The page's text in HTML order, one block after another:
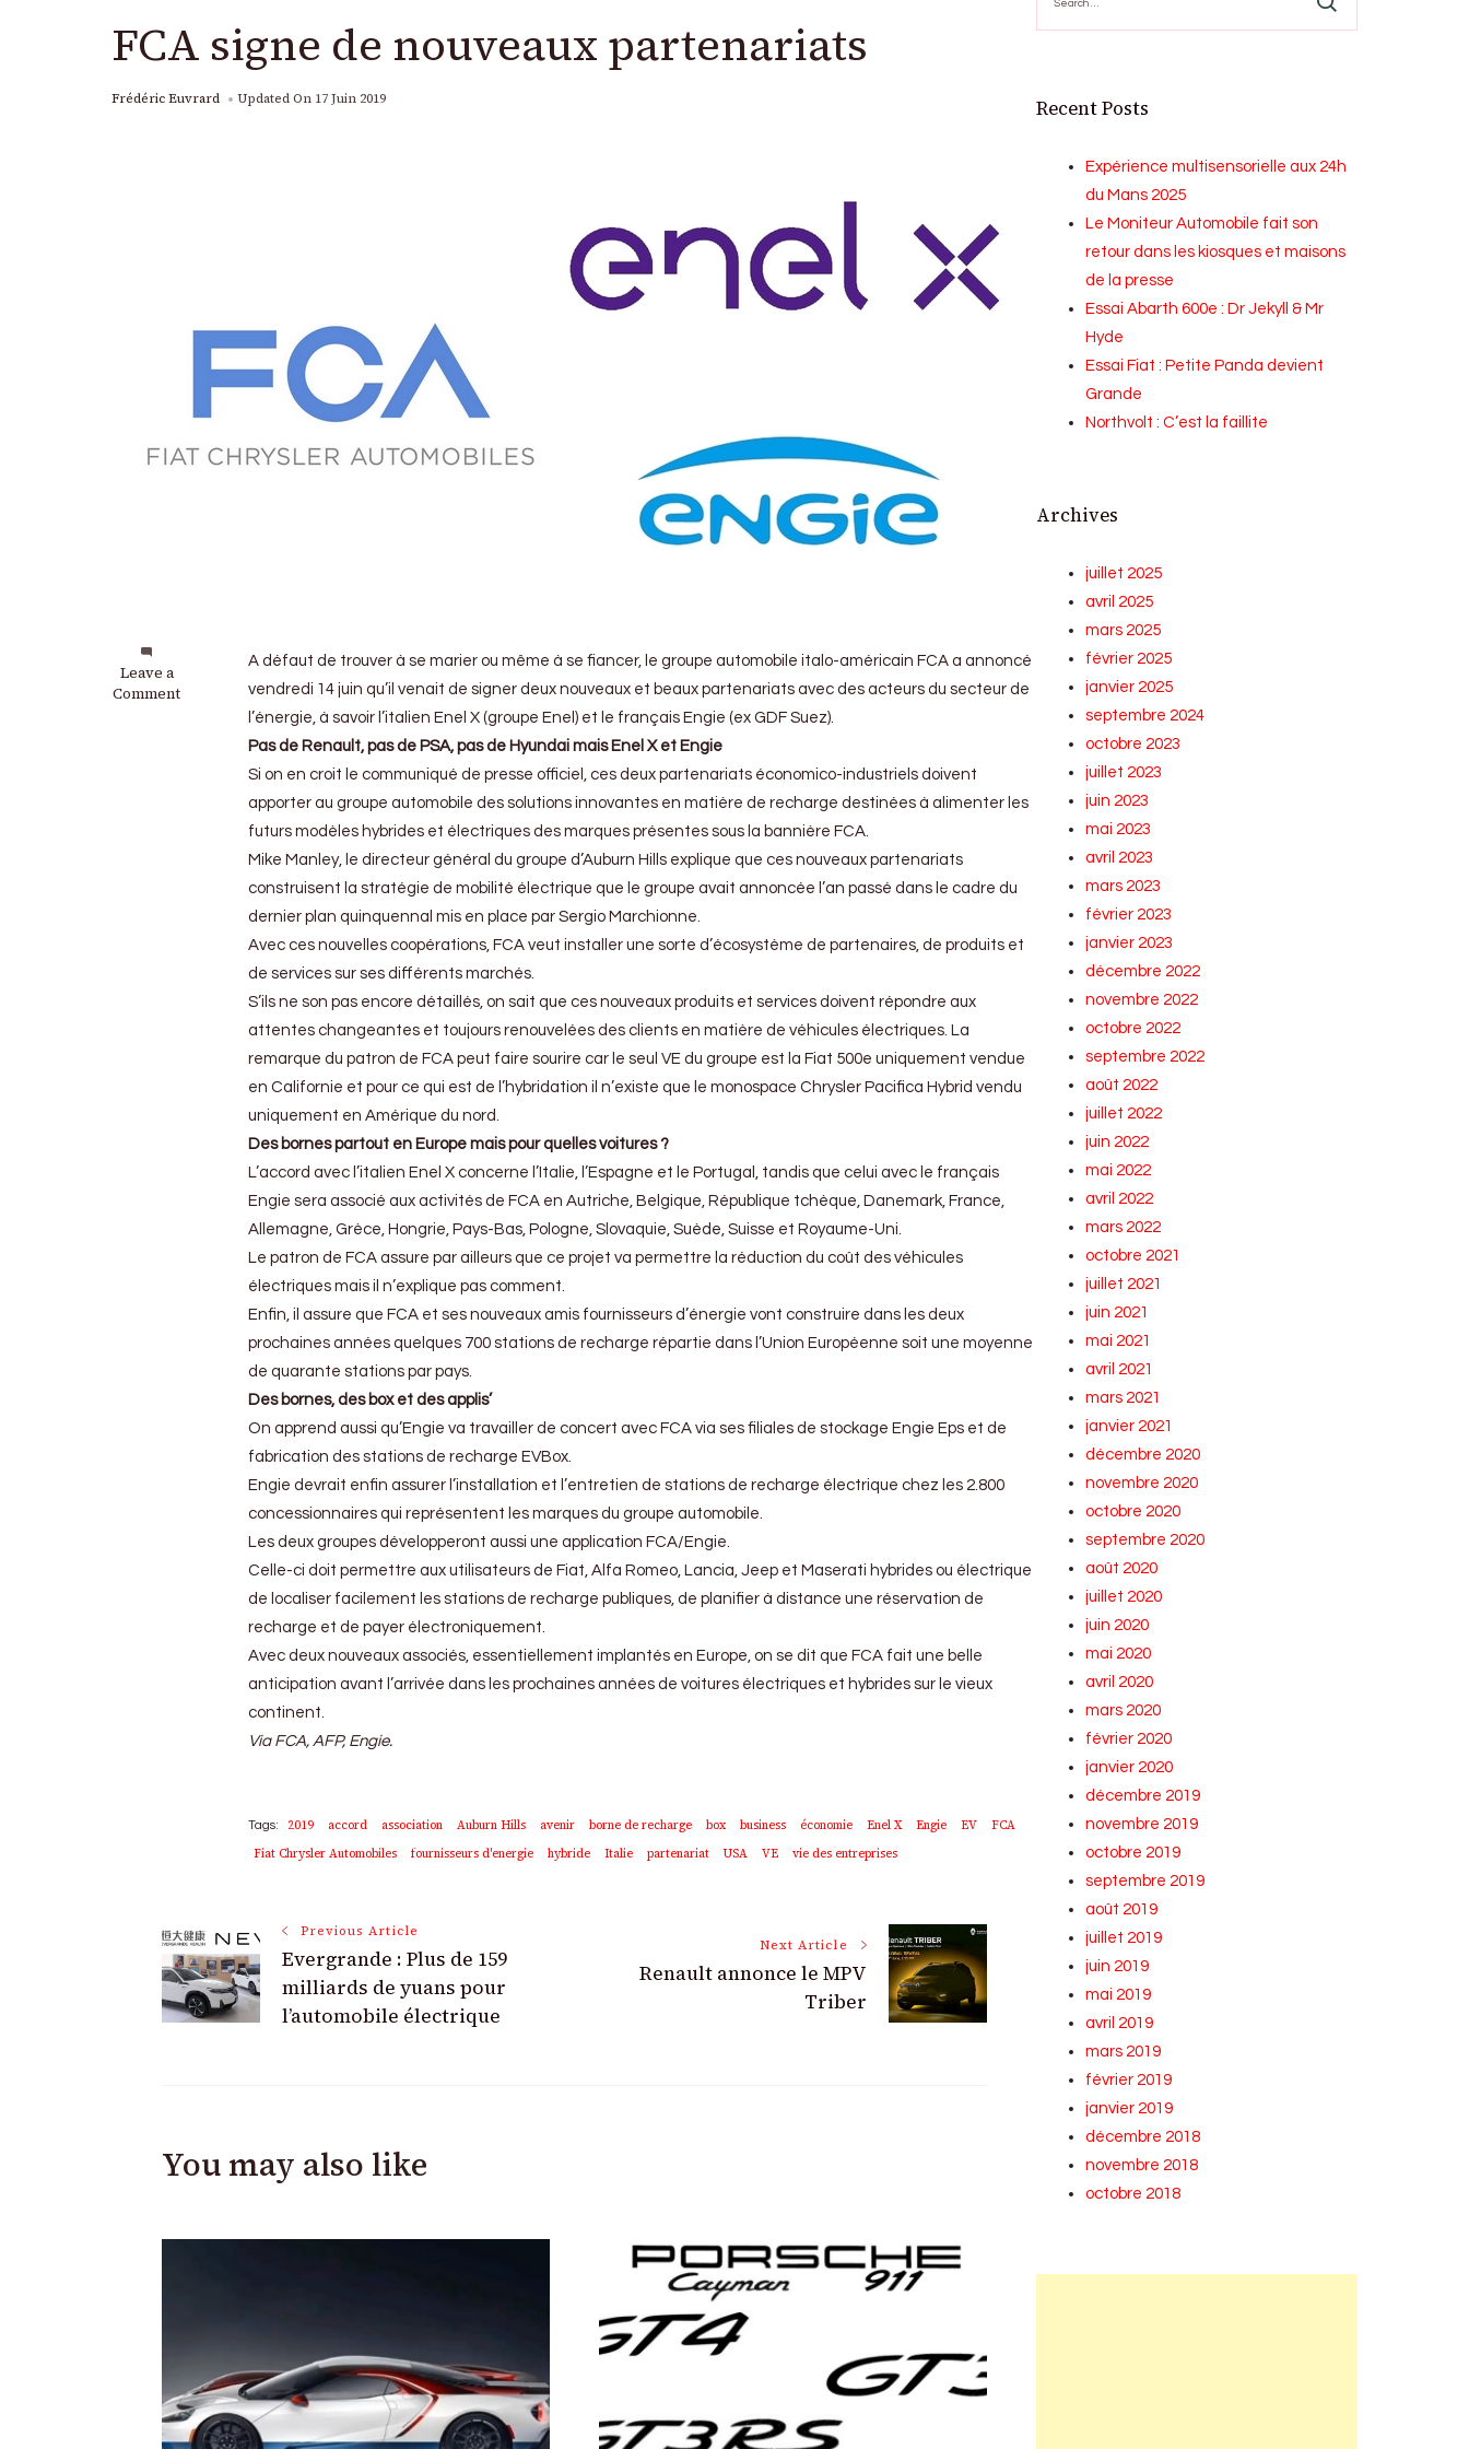
FCA signe de nouveaux partenariats
Frédéric Euvrard Updated On 17 Juin 2019
Leave a
Comment
on
FCA
A défaut de trouver à se marier ou même à se fiancer, le groupe automobile italo-américain FCA a annoncé
vendredi 14 juin qu’il venait de signer deux nouveaux et beaux partenariats avec des acteurs du secteur de
l’énergie, à savoir l’italien Enel X (groupe Enel) et le français Engie (ex GDF Suez).
Pas de Renault, pas de PSA, pas de Hyundai mais Enel X et Engie
Si on en croit le communiqué de presse officiel, ces deux partenariats économico-industriels doivent
apporter au groupe automobile des solutions innovantes en matière de recharge destinées à alimenter les
futurs modèles hybrides et électriques des marques présentes sous la bannière FCA.
Mike Manley, le directeur général du groupe d’Auburn Hills explique que ces nouveaux partenariats
construisent la stratégie de mobilité électrique que le groupe avait annoncée l’an passé dans le cadre du
dernier plan quinquennal mis en place par Sergio Marchionne.
Avec ces nouvelles coopérations, FCA veut installer une sorte d’écosystème de partenaires, de produits et
de services sur ses différents marchés.
S’ils ne son pas encore détaillés, on sait que ces nouveaux produits et services doivent répondre aux
attentes changeantes et toujours renouvelées des clients en matière de véhicules électriques. La
remarque du patron de FCA peut faire sourire car le seul VE du groupe est la Fiat 500e uniquement vendue
en Californie et pour ce qui est de l’hybridation il n’existe que le monospace Chrysler Pacifica Hybrid vendu
uniquement en Amérique du nord.
Des bornes partout en Europe mais pour quelles voitures ?
L’accord avec l’italien Enel X concerne l’Italie, l’Espagne et le Portugal, tandis que celui avec le français
Engie sera associé aux activités de FCA en Autriche, Belgique, République tchèque, Danemark, France,
Allemagne, Grèce, Hongrie, Pays-Bas, Pologne, Slovaquie, Suède, Suisse et Royaume-Uni.
Le patron de FCA assure par ailleurs que ce projet va permettre la réduction du coût des véhicules
électriques mais il n’explique pas comment.
Enfin, il assure que FCA et ses nouveaux amis fournisseurs d’énergie vont construire dans les deux
prochaines années quelques 700 stations de recharge répartie dans l’Union Européenne soit une moyenne
de quarante stations par pays.
Des bornes, des box et des applis’
On apprend aussi qu’Engie va travailler de concert avec FCA via ses filiales de stockage Engie Eps et de
fabrication des stations de recharge EVBox.
Engie devrait enfin assurer l’installation et l’entretien de stations de recharge électrique chez les 2.800
concessionnaires qui représentent les marques du groupe automobile.
Les deux groupes développeront aussi une application FCA/Engie.
Celle-ci doit permettre aux utilisateurs de Fiat, Alfa Romeo, Lancia, Jeep et Maserati hybrides ou électrique
de localiser facilement les stations de recharge publiques, de planifier à distance une réservation de
recharge et de payer électroniquement.
Avec deux nouveaux associés, essentiellement implantés en Europe, on se dit que FCA fait une belle
anticipation avant l’arrivée dans les prochaines années de voitures électriques et hybrides sur le vieux
continent.
Via FCA, AFP, Engie.
Tags: 2019 accord association Auburn Hills avenir borne de recharge box business économie Enel X Engie EV
FCA
Fiat Chrysler Automobiles
fournisseurs d'energie hybride Italie partenariat USA VE vie des entreprises
Post
Navigation
Previous Article
Evergrande : Plus de 159
milliards de yuans pour
l’automobile électrique
Next Article
Renault annonce le MPV
Triber
You may also like
Recent Posts
Expérience multisensorielle aux 24h
du Mans 2025
Le Moniteur Automobile fait son
retour dans les kiosques et maisons
de la presse
Essai Abarth 600e : Dr Jekyll & Mr
Hyde
Essai Fiat : Petite Panda devient
Grande
Northvolt : C’est la faillite
Archives
juillet 2025
avril 2025
mars 2025
février 2025
janvier 2025
septembre 2024
octobre 2023
juillet 2023
juin 2023
mai 2023
avril 2023
mars 2023
février 2023
janvier 2023
décembre 2022
novembre 2022
octobre 2022
septembre 2022
août 2022
juillet 2022
juin 2022
mai 2022
avril 2022
mars 2022
octobre 2021
juillet 2021
juin 2021
mai 2021
avril 2021
mars 2021
janvier 2021
décembre 2020
novembre 2020
octobre 2020
septembre 2020
août 2020
juillet 2020
juin 2020
mai 2020
avril 2020
mars 2020
février 2020
janvier 2020
décembre 2019
novembre 2019
octobre 2019
septembre 2019
août 2019
juillet 2019
juin 2019
mai 2019
avril 2019
mars 2019
février 2019
janvier 2019
décembre 2018
novembre 2018
octobre 2018